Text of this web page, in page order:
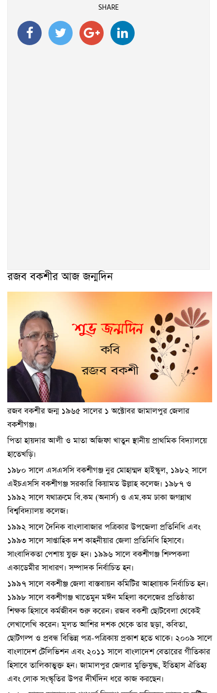
SHARE
রজব বকশীর আজ জন্মদিন
রজব বকশীর জন্ম ১৯৬৫ সালের ১ অক্টোবর জামালপুর জেলার
বকশীগঞ্জ।
পিতা হায়দার আলী ও মাতা অজিফা খাতুন স্থানীয় প্রাথমিক বিদ্যালয়ে
হাতেখড়ি।
১৯৮০ সালে এসএসসি বকশীগঞ্জ নুর মােহাম্মদ হাইস্কুল, ১৯৮২ সালে
এইচএসসি বকশীগঞ্জ সরকারি কিয়ামত উল্লাহ কলেজ। ১৯৮৭ ও
১৯৯২ সালে যথাক্রমে বি.কম (অনার্স) ও এম.কম ঢাকা জগন্নাথ
বিশ্ববিদ্যালয় কলেজ।
১৯৯২ সালে দৈনিক বাংলাবাজার পত্রিকার উপজেলা প্রতিনিধি এবং
১৯৯৩ সালে সাপ্তাহিক দশ কাহনীয়ার জেলা প্রতিনিধি হিসাবে।
সাংবাদিকতা পেশায় যুক্ত হন। ১৯৯৬ সালে বকশীগঞ্জ শিল্পকলা
একাডেমীর সাধারণ। সম্পাদক নির্বাচিত হন।
১৯৯৭ সালে বকশীঞ্জ জেলা বাস্তবায়ন কমিটির আহ্বায়ক নির্বাচিত হন।
১৯৯৮ সালে বকশীগঞ্জ খাতেমুন মঈন মহিলা কলেজের প্রতিষ্ঠাতা
শিক্ষক হিসাবে কর্মজীবন শুরু করেন। রজব বকশী ছােটবেলা থেকেই
লেখালেখি করেন। মূলত আশির দশক থেকে তার ছড়া, কবিতা,
ছােটগল্প ও প্রবন্ধ বিভিন্ন পত্র-পত্রিকায় প্রকাশ হতে থাকে। ২০০৯ সালে
বাংলাদেশ টেলিভিশন এবং ২০১১ সালে বাংলাদেশ বেতারের গীতিকার
হিসাবে তালিকাভুক্ত হন। জামালপুর জেলার মুক্তিযুদ্ধ, ইতিহাস ঐতিহ্য
এবং লােক সংস্কৃতির উপর দীর্ঘদিন ধরে কাজ করছেন।